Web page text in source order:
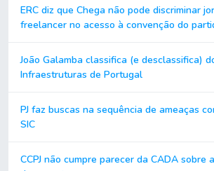
ERC diz que Chega não pode discriminar
freelancer no acesso à convenção do
João Galamba classifica (e desclassifica)
Infraestruturas de Portugal
PJ faz buscas na sequência de ameaças
SIC
CCPJ não cumpre parecer da CADA sobre